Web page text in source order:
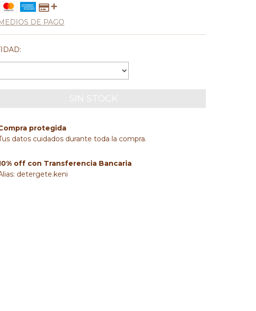
DE PAGO
protegida
datos cuidados durante toda la compra.
off con Transferencia Bancaria
detergete.keni